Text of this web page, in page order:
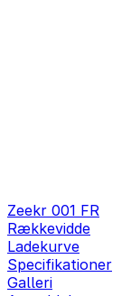
Zeekr 001 FR
Rækkevidde
Ladekurve
Specifikationer
Galleri